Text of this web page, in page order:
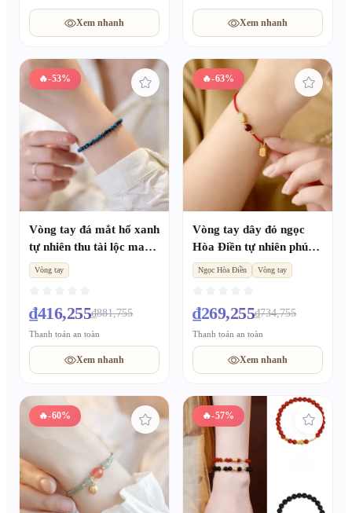
Xem nhanh Xem nhanh
🔥-53%
Vòng tay đá mắt hổ xanh
tự nhiên thu tài lộc may
mắn, cặp đôi nam nữ quà
tặng bạn gái
Vòng tay
₫416,255₫881,755
Thanh toán an toàn
Xem nhanh
🔥-63%
Vòng tay dây đỏ ngọc
Hòa Điền tự nhiên phúc
lộc thu tài, bình an may
mắn, quà tặng nam nữ
Ngọc Hòa Điền Vòng tay
₫269,255₫734,755
Thanh toán an toàn
Xem nhanh
🔥-60% 🔥-57%